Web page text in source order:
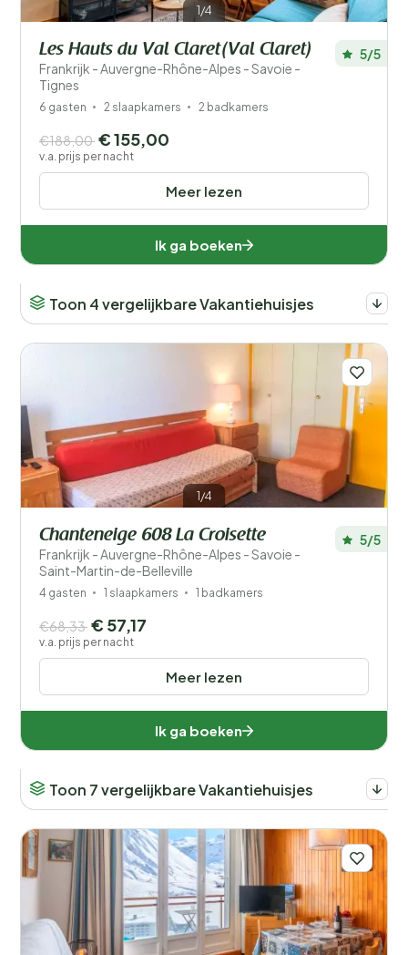
1/4
Les Hauts du Val Claret(Val Claret)
Frankrijk - Auvergne-Rhône-Alpes - Savoie -
Tignes
5/5
6 gasten 2 slaapkamers 2 badkamers
Meer lezen
€188,00 € 155,00
v.a. prijs per nacht
Ik ga boeken
Toon 4 vergelijkbare Vakantiehuisjes
1/4
Chanteneige 608 La Croisette
Frankrijk - Auvergne-Rhône-Alpes - Savoie -
Saint-Martin-de-Belleville
5/5
4 gasten 1 slaapkamers 1 badkamers
Meer lezen
€68,33 € 57,17
v.a. prijs per nacht
Ik ga boeken
Toon 7 vergelijkbare Vakantiehuisjes